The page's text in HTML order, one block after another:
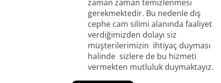
zaman zaman temizlenmesi
gerekmektedir. Bu nedenle dış
cephe cam silimi alanında faaliyet
verdiğimizden dolayı siz
müşterilerimizin ihtiyaç duyması
halinde sizlere de bu hizmeti
vermekten mutluluk duymaktayız.